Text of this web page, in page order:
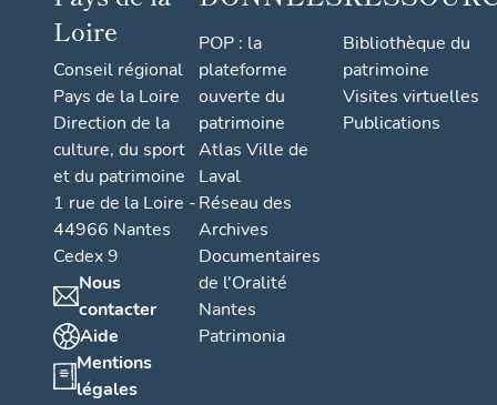
Emile
Beaus
sire, 2
rue
Loire
Conseil régional
Pays de la Loire
Direction de la
culture, du sport
et du patrimoine
1 rue de la Loire -
44966 Nantes
Cedex 9
Nous
contacter
Aide
Mentions
légales
POP : la
plateforme
ouverte du
patrimoine
Atlas Ville de
Laval
Réseau des
Archives
Documentaires
de l'Oralité
Nantes
Patrimonia
Bibliothèque du
patrimoine
Visites virtuelles
Publications